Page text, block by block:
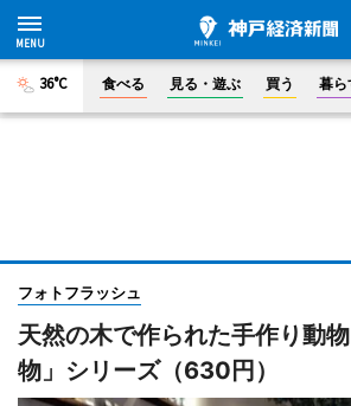
36°C 食べる 見る・遊ぶ 買う 暮ら
フォトフラッシュ
天然の木で作られた手作り動
物」シリーズ（630円）